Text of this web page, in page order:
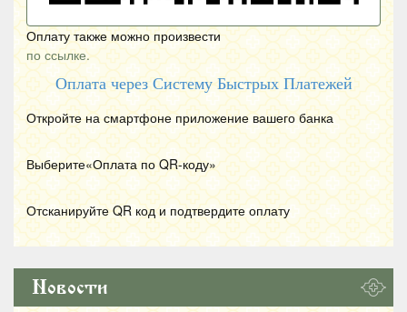
Оплату также можно произвести
по ссылке.
Оплата через Систему Быстрых Платежей
Откройте на смартфоне приложение вашего банка
Выберите«Оплата по QR-коду»
Отсканируйте QR код и подтвердите оплату
Новости